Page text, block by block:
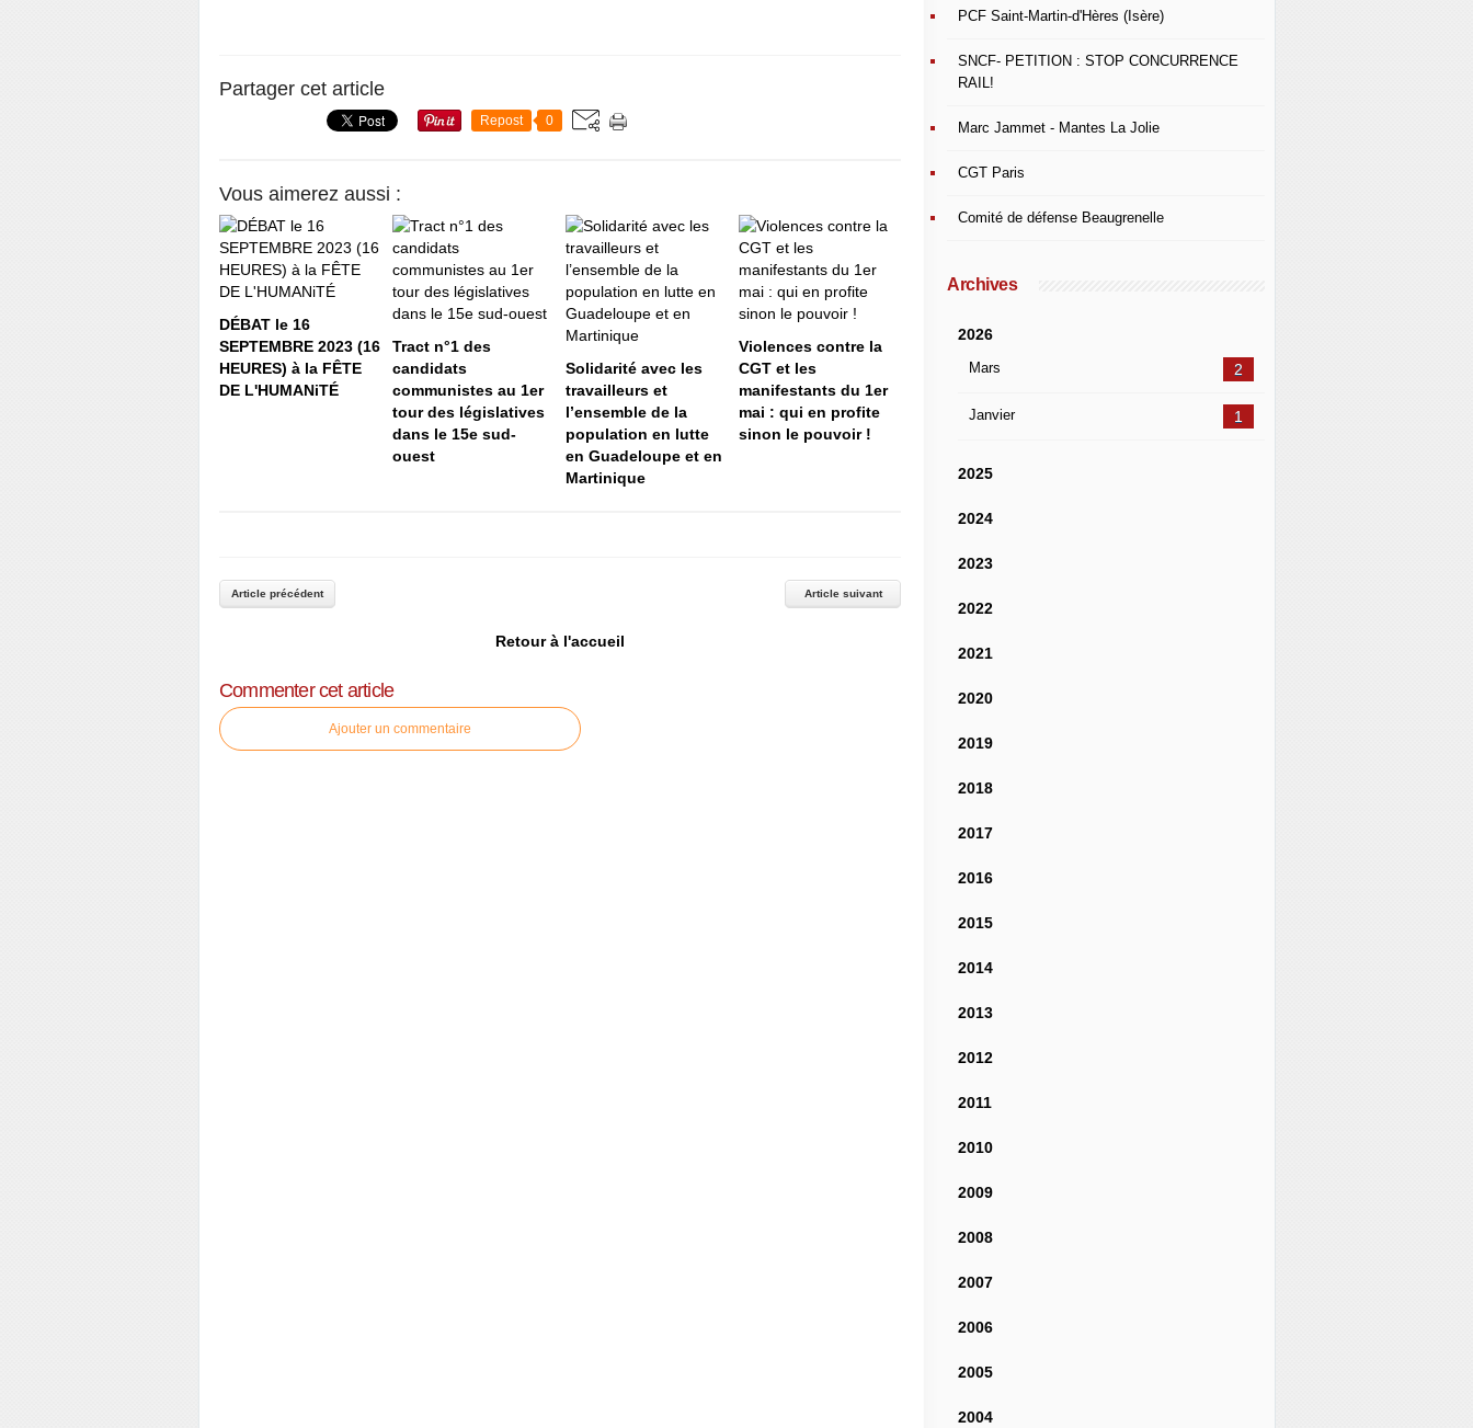
Partager cet article
Repost 0
Vous aimerez aussi :
DÉBAT le 16
SEPTEMBRE 2023 (16
HEURES) à la FÊTE
DE L'HUMANiTÉ
Tract n°1 des
candidats
communistes au 1er
tour des législatives
dans le 15e sud-
ouest
Solidarité avec les
travailleurs et
l’ensemble de la
population en lutte
en Guadeloupe et en
Martinique
Violences contre la
CGT et les
manifestants du 1er
mai : qui en profite
sinon le pouvoir !
Article précédent Article suivant
Retour à l'accueil
Commenter cet article
Ajouter un commentaire
PCF Saint-Martin-d'Hères (Isère)
SNCF- PETITION : STOP CONCURRENCE
RAIL!
Marc Jammet - Mantes La Jolie
CGT Paris
Comité de défense Beaugrenelle
Archives
2026
Mars 2
Janvier 1
2025
2024
2023
2022
2021
2020
2019
2018
2017
2016
2015
2014
2013
2012
2011
2010
2009
2008
2007
2006
2005
2004